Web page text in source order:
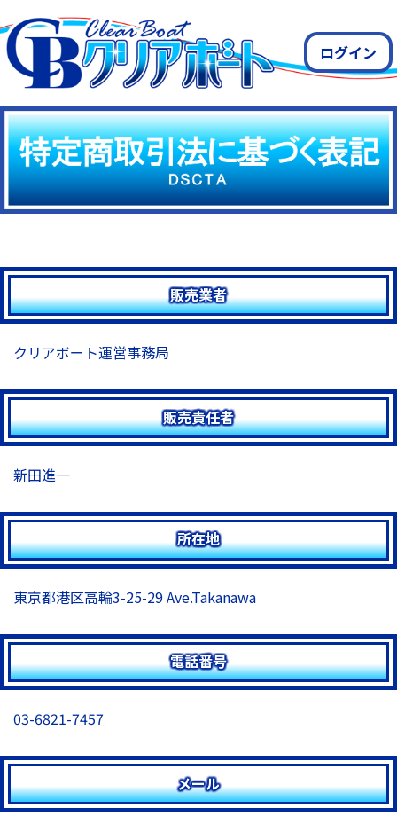
ログイン
販売業者
クリアボート運営事務局
販売責任者
新田進一
所在地
東京都港区高輪3-25-29 Ave.Takanawa
電話番号
03-6821-7457
メール